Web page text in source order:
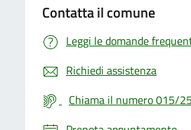
Contatta il comune
Leggi le domande
Richiedi assistenza
Chiama il numero 015/